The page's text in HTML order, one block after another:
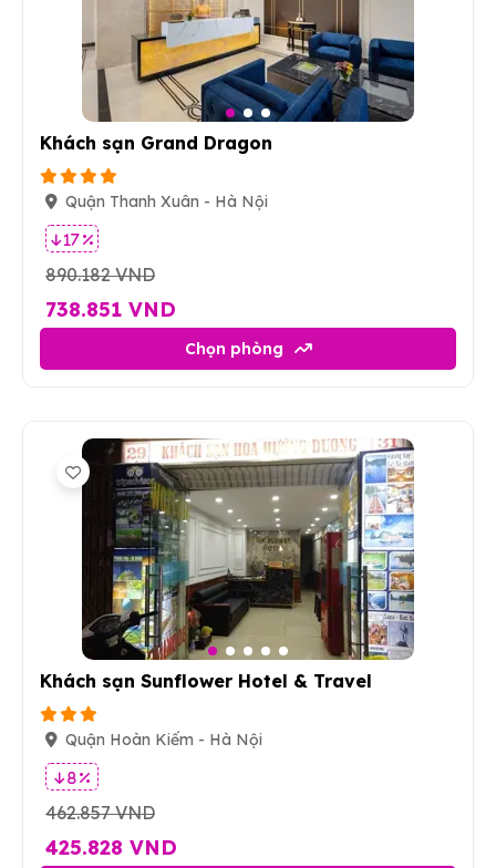
Khách sạn Grand Dragon
Quận Thanh Xuân - Hà Nội
17 %
890.182 VND
738.851 VND
Chọn phòng
Khách sạn Sunflower Hotel & Travel
Quận Hoàn Kiếm - Hà Nội
8 %
462.857 VND
425.828 VND